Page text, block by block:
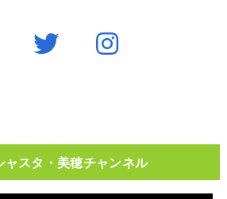
ャスタ・美穂チャンネル